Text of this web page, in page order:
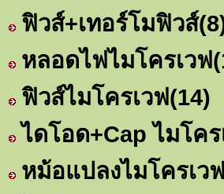
ฟิวส์+เทอร์โมฟิวส์
หลอดไฟไมโครเวฟ
ฟิวส์ไมโครเวฟ(14)
ไดโอด+Cap ไมโคร
หม้อแปลงไมโครเว